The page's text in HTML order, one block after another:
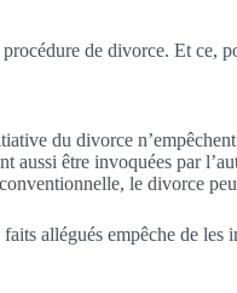
de divorce. Et ce,
du divorce
aussi être invoquées par
le divorce
allégués empêche de les